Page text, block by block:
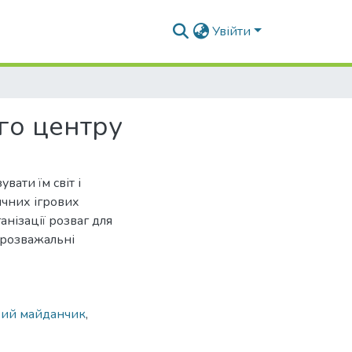
Увійти
центру
їм світ і
ігрових
розваг для
майданчик,